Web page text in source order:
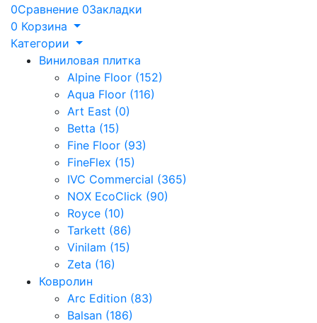
0Сравнение 0Закладки
0 Корзина
Категории
Виниловая плитка
Alpine Floor (152)
Aqua Floor (116)
Art East (0)
Betta (15)
Fine Floor (93)
FineFlex (15)
IVC Commercial (365)
NOX EcoClick (90)
Royce (10)
Tarkett (86)
Vinilam (15)
Zeta (16)
Ковролин
Arc Edition (83)
Balsan (186)